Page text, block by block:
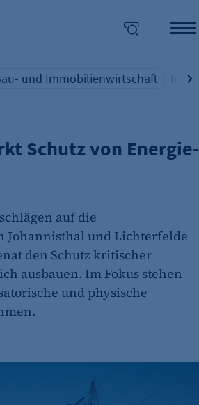
Schlagwort
und Immobilienwirtschaft
Schutz von Energie-
auf die
Johannisthal und Lichterfelde
den Schutz kritischer
ausbauen. Im Fokus stehen
und physische